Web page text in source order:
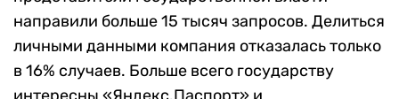
направили больше 15 тысяч запросов. Делиться
личными данными компания отказалась только
в 16% случаев. Больше всего государству